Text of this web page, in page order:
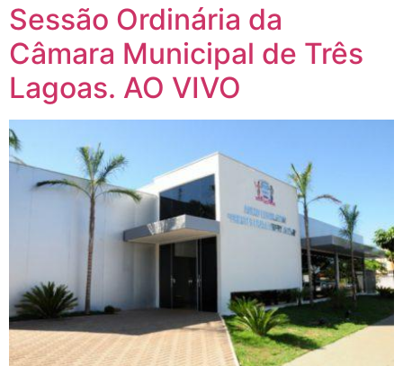
Sessão Ordinária da
Câmara Municipal de Três
Lagoas. AO VIVO